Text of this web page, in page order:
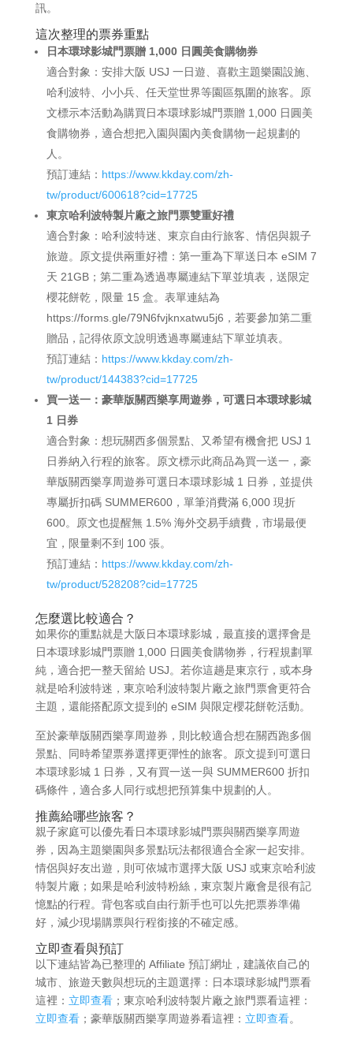
訊。
這次整理的票券重點
日本環球影城門票贈 1,000 日圓美食購物券
適合對象：安排大阪 USJ 一日遊、喜歡主題樂園設施、
哈利波特、小小兵、任天堂世界等園區氛圍的旅客。原
文標示本活動為購買日本環球影城門票贈 1,000 日圓美
食購物券，適合想把入園與園內美食購物一起規劃的
人。
預訂連結： https://www.kkday.com/zh-
tw/product/600618?cid=17725
東京哈利波特製片廠之旅門票雙重好禮
適合對象：哈利波特迷、東京自由行旅客、情侶與親子
旅遊。原文提供兩重好禮：第一重為下單送日本 eSIM 7
天 21GB；第二重為透過專屬連結下單並填表，送限定
櫻花餅乾，限量 15 盒。表單連結為
https://forms.gle/79N6fvjknxatwu5j6，若要參加第二重
贈品，記得依原文說明透過專屬連結下單並填表。
預訂連結： https://www.kkday.com/zh-
tw/product/144383?cid=17725
買一送一：豪華版關西樂享周遊券，可選日本環球影城
1 日券
適合對象：想玩關西多個景點、又希望有機會把 USJ 1
日券納入行程的旅客。原文標示此商品為買一送一，豪
華版關西樂享周遊券可選日本環球影城 1 日券，並提供
專屬折扣碼 SUMMER600，單筆消費滿 6,000 現折
600。原文也提醒無 1.5% 海外交易手續費，市場最便
宜，限量剩不到 100 張。
預訂連結： https://www.kkday.com/zh-
tw/product/528208?cid=17725
怎麼選比較適合？
如果你的重點就是大阪日本環球影城，最直接的選擇會是
日本環球影城門票贈 1,000 日圓美食購物券，行程規劃單
純，適合把一整天留給 USJ。若你這趟是東京行，或本身
就是哈利波特迷，東京哈利波特製片廠之旅門票會更符合
主題，還能搭配原文提到的 eSIM 與限定櫻花餅乾活動。
至於豪華版關西樂享周遊券，則比較適合想在關西跑多個
景點、同時希望票券選擇更彈性的旅客。原文提到可選日
本環球影城 1 日券，又有買一送一與 SUMMER600 折扣
碼條件，適合多人同行或想把預算集中規劃的人。
推薦給哪些旅客？
親子家庭可以優先看日本環球影城門票與關西樂享周遊
券，因為主題樂園與多景點玩法都很適合全家一起安排。
情侶與好友出遊，則可依城市選擇大阪 USJ 或東京哈利波
特製片廠；如果是哈利波特粉絲，東京製片廠會是很有記
憶點的行程。背包客或自由行新手也可以先把票券準備
好，減少現場購票與行程銜接的不確定感。
立即查看與預訂
以下連結皆為已整理的 Affiliate 預訂網址，建議依自己的
城市、旅遊天數與想玩的主題選擇：日本環球影城門票看
這裡： 立即查看；東京哈利波特製片廠之旅門票看這裡：
立即查看；豪華版關西樂享周遊券看這裡： 立即查看。